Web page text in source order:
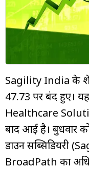
म्यूचुअल
फंड
Sagility India के
₹47.73 पर बंद हुए।
Healthcare
बाद आई है। बुधवार
डाउन सब्सिडियरी
BroadPath का